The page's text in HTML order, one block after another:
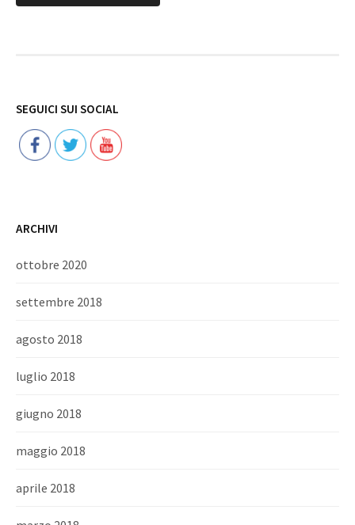
SEGUICI SUI SOCIAL
ARCHIVI
ottobre 2020
settembre 2018
agosto 2018
luglio 2018
giugno 2018
maggio 2018
aprile 2018